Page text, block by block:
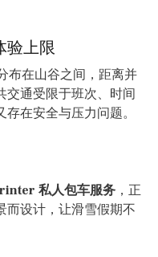
验上限
布在山谷之间，距离并
交通受限于班次、时间
在安全与压力问题。
私人包车服务 ，正
而设计，让滑雪假期不